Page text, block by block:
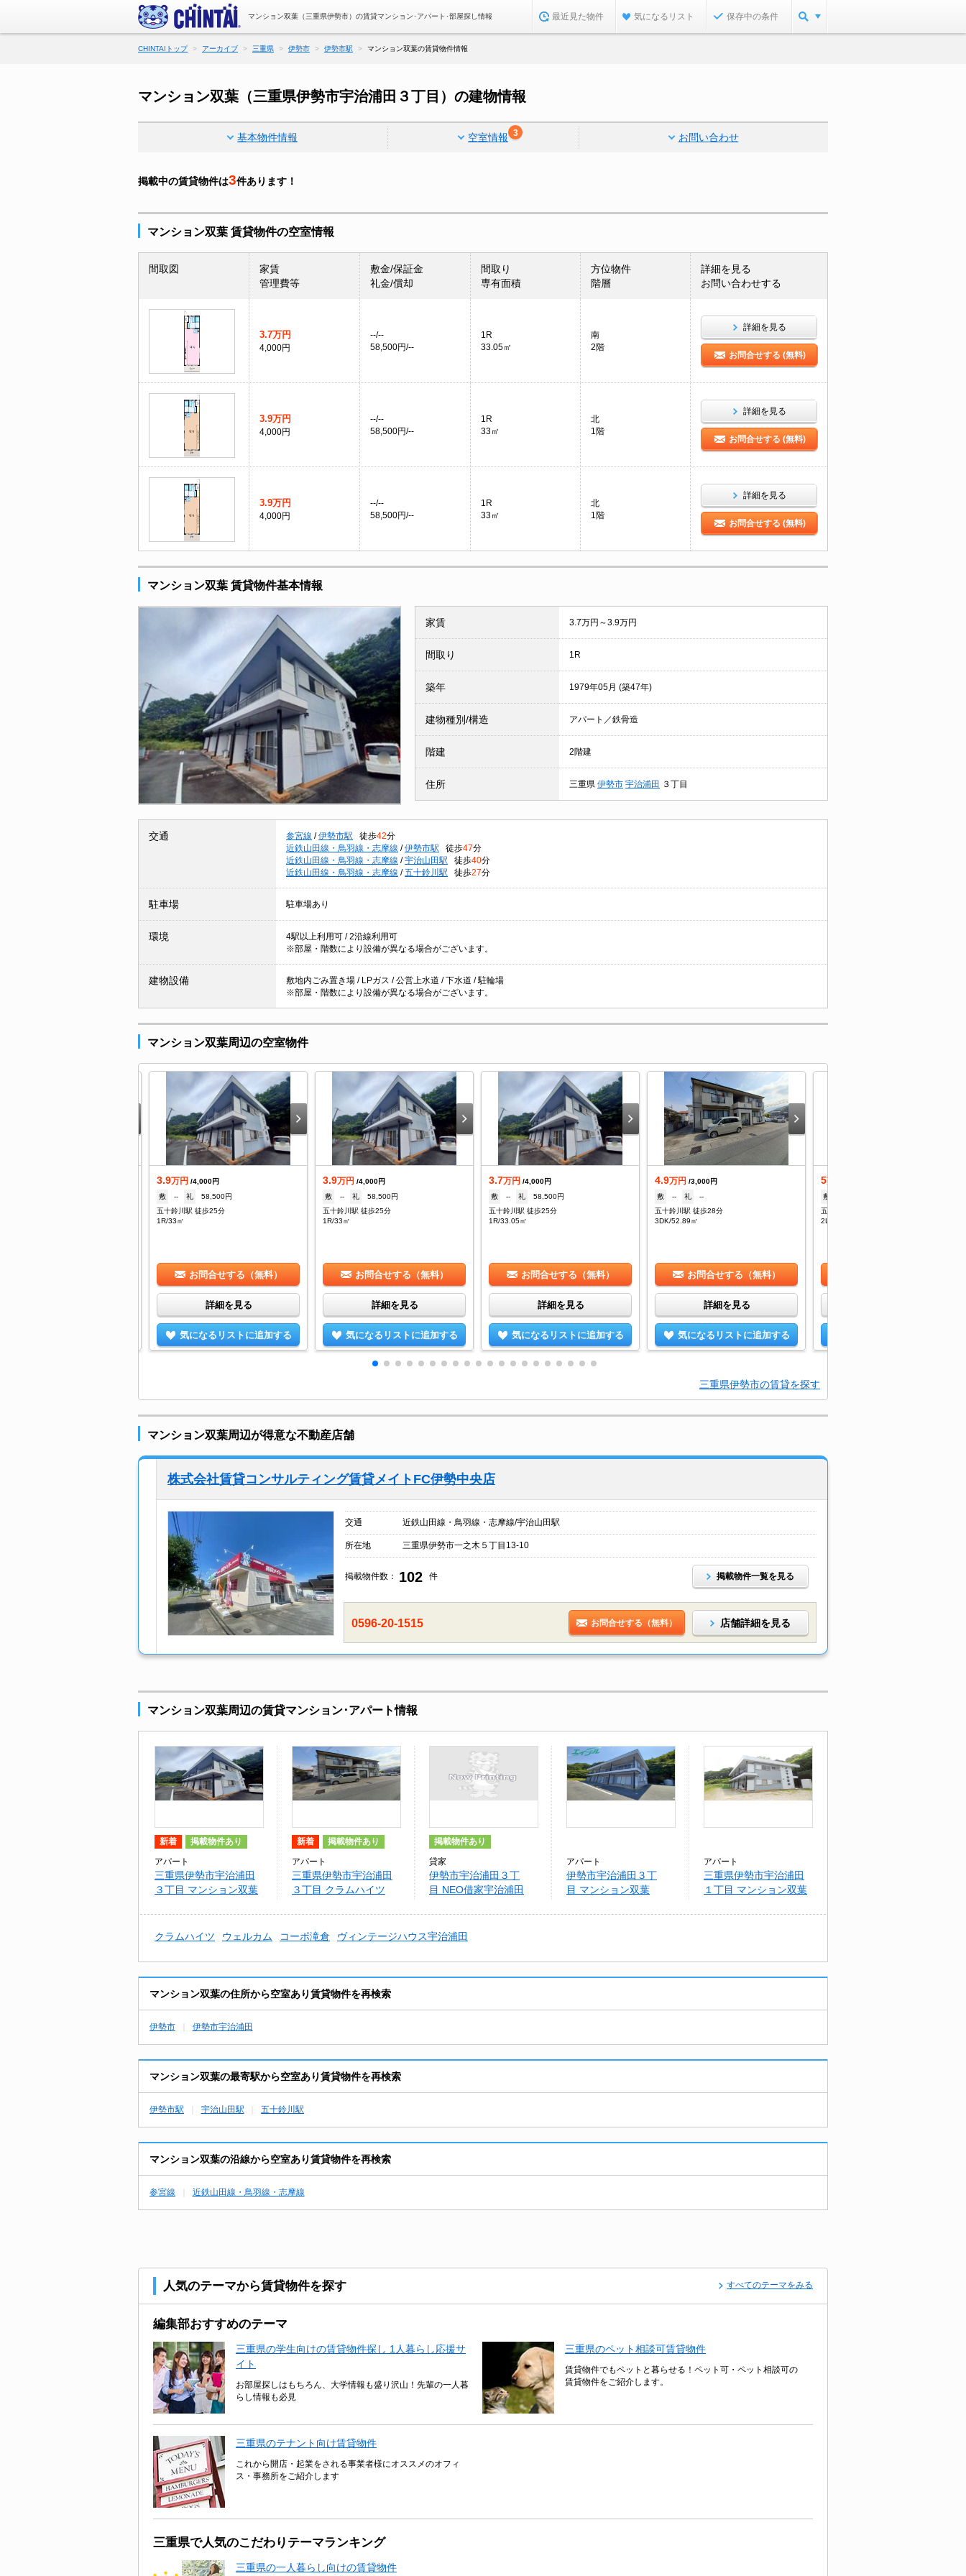
マンション双葉（三重県伊勢市）の賃貸マンション･アパート･部屋探し情報 最近見た物件 気になるリスト 保存中の条件
CHINTAIトップ アーカイブ 三重県 伊勢市 伊勢市駅 マンション双葉の賃貸物件情報
マンション双葉（三重県伊勢市宇治浦田３丁目）の建物情報
基本物件情報 空室情報 3 お問い合わせ
掲載中の賃貸物件は3件あります！
マンション双葉 賃貸物件の空室情報
間取図
家賃
管理費等
敷金/保証金
礼金/償却
間取り
専有面積
方位物件
階層
詳細を見る
お問い合わせする
3.7万円
4,000円
--/--
58,500円/--
1R
33.05㎡
南
2階
詳細を見る
お問合せする (無料)
3.9万円
4,000円
--/--
58,500円/--
1R
33㎡
北
1階
詳細を見る
お問合せする (無料)
3.9万円
4,000円
--/--
58,500円/--
1R
33㎡
北
1階
詳細を見る
お問合せする (無料)
マンション双葉 賃貸物件基本情報
家賃 3.7万円～3.9万円
間取り 1R
築年 1979年05月 (築47年)
建物種別/構造 アパート／鉄骨造
階建 2階建
住所 三重県 伊勢市 宇治浦田 ３丁目
交通 参宮線 / 伊勢市駅 徒歩42分
近鉄山田線・鳥羽線・志摩線 / 伊勢市駅 徒歩47分
近鉄山田線・鳥羽線・志摩線 / 宇治山田駅 徒歩40分
近鉄山田線・鳥羽線・志摩線 / 五十鈴川駅 徒歩27分
駐車場 駐車場あり
環境
4駅以上利用可 / 2沿線利用可
※部屋・階数により設備が異なる場合がございます。
建物設備
敷地内ごみ置き場 / LPガス / 公営上水道 / 下水道 / 駐輪場
※部屋・階数により設備が異なる場合がございます。
マンション双葉周辺の空室物件
3.9万円 /4,000円
敷
-- 礼
58,500円
五十鈴川駅 徒歩25分
1R/33㎡
お問合せする（無料）
詳細を見る
気になるリストに追加する
3.9万円 /4,000円
敷
-- 礼
58,500円
五十鈴川駅 徒歩25分
1R/33㎡
お問合せする（無料）
詳細を見る
気になるリストに追加する
3.7万円 /4,000円
敷
-- 礼
58,500円
五十鈴川駅 徒歩25分
1R/33.05㎡
お問合せする（無料）
詳細を見る
気になるリストに追加する
4.9万円 /3,000円
敷
-- 礼
--
五十鈴川駅 徒歩28分
3DK/52.89㎡
お問合せする（無料）
詳細を見る
気になるリストに追加する
5
敷
五十鈴川駅 徒歩30分
2LDK/49.6㎡
三重県伊勢市の賃貸を探す
マンション双葉周辺が得意な不動産店舗
株式会社賃貸コンサルティング賃貸メイトFC伊勢中央店
交通 近鉄山田線・鳥羽線・志摩線/宇治山田駅
所在地 三重県伊勢市一之木５丁目13-10
掲載物件数： 102 件 掲載物件一覧を見る
0596-20-1515 お問合せする（無料） 店舗詳細を見る
マンション双葉周辺の賃貸マンション･アパート情報
新着 掲載物件あり
アパート
三重県伊勢市宇治浦田
３丁目 マンション双葉
新着 掲載物件あり
アパート
三重県伊勢市宇治浦田
３丁目 クラムハイツ
掲載物件あり
貸家
伊勢市宇治浦田３丁
目 NEO借家宇治浦田
アパート
伊勢市宇治浦田３丁
目 マンション双葉
アパート
三重県伊勢市宇治浦田
１丁目 マンション双葉
クラムハイツ ウェルカム コーポ滝倉 ヴィンテージハウス宇治浦田
マンション双葉の住所から空室あり賃貸物件を再検索
伊勢市 伊勢市宇治浦田
マンション双葉の最寄駅から空室あり賃貸物件を再検索
伊勢市駅 宇治山田駅 五十鈴川駅
マンション双葉の沿線から空室あり賃貸物件を再検索
参宮線 近鉄山田線・鳥羽線・志摩線
人気のテーマから賃貸物件を探す すべてのテーマをみる
編集部おすすめのテーマ
三重県の学生向けの賃貸物件探し 1人暮らし応援サ
イト
お部屋探しはもちろん、大学情報も盛り沢山！先輩の一人暮
らし情報も必見
三重県のペット相談可賃貸物件
賃貸物件でもペットと暮らせる！ペット可・ペット相談可の
賃貸物件をご紹介します。
三重県のテナント向け賃貸物件
これから開店・起業をされる事業者様にオススメのオフィ
ス・事務所をご紹介します
三重県で人気のこだわりテーマランキング
三重県の一人暮らし向けの賃貸物件